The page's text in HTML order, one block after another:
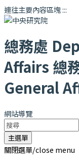
連往主要內容區塊:::
總務處
Affairs 總
General
網站導覽
主選單
關閉選單/close menu